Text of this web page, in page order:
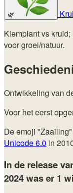
🌿
Kiemplant vs
voor groei/natuur.
Ontwikkeling van
Voor het eerst
De emoji
Unicode 6.0 in
In de release
2024was er 1